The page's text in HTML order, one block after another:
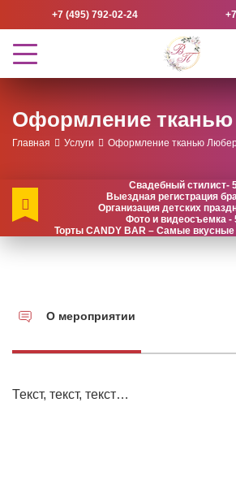
+7 (495) 792-02-24
Оформление
Главная Услуги Оформление тканью
Свадебный стилист-
Выездная регистрация
Организация детских
Фото и видеосъемка -
Торты CANDY BAR – Самые вкусные
О мероприятии
Текст, текст, текст…